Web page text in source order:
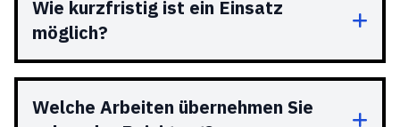
Wie kurzfristig ist ein Einsatz
möglich?
Welche Arbeiten übernehmen Sie